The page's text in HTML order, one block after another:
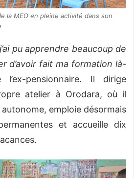
la MEO en pleine activité dans son
pu apprendre beaucoup de
d’avoir fait ma formation là-
pensionnaire. Il dirige
atelier à Orodara, où il
emploie désormais
et accueille dix